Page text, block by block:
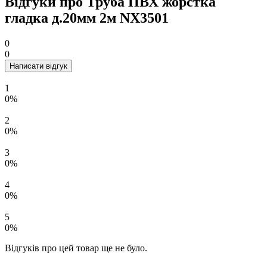
гладка д.20мм 2м NX3501
0
0
Написати відгук
1
0%
2
0%
3
0%
4
0%
5
0%
Відгуків про цей товар ще не було.